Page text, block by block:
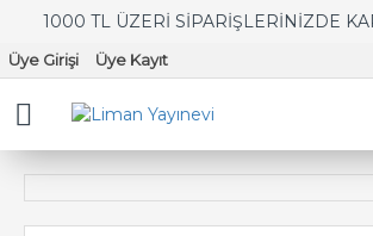
1000 TL ÜZERİ SİPARİŞLERİNİZDE
Üye Girişi Üye Kayıt